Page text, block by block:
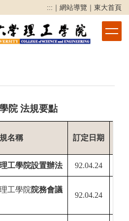
::: ｜ 網站導覽 ｜ 東大首頁
院 法規要點
名稱 訂定日期
理工學院設置辦法 92.04.24
工學院院務會議
92.04.24